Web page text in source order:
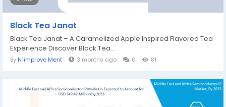
Black Tea Janat
Black Tea Janat – A Caramelized Apple Inspired Flavored Tea
Experience Discover Black Tea...
By N1improve Ment 3 months ago 0 81